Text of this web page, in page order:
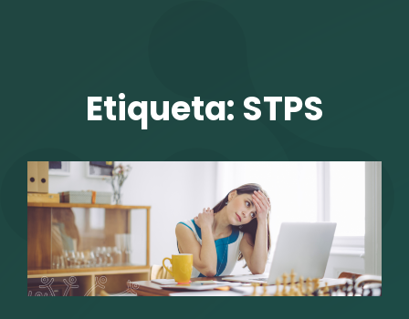
Etiqueta: STPS